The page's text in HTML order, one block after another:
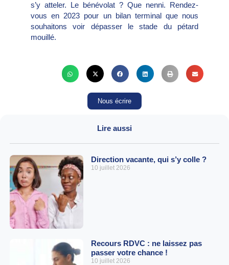
s’y atteler. Le bénévolat ? Que nenni. Rendez-
vous en 2023 pour un bilan terminal que nous
souhaitons voir dépasser le stade du pétard
mouillé.
Nous écrire
Lire aussi
Direction vacante, qui s’y colle ?
10 juillet 2026
Recours RDVC : ne laissez pas
passer votre chance !
10 juillet 2026